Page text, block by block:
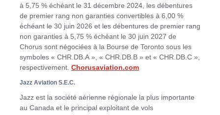
à 5,75 % échéant le 31 décembre 2024, les débentures
de premier rang non garanties convertibles à 6,00 %
échéant le 30 juin 2026 et les débentures de premier rang
non garanties à 5,75 % échéant le 30 juin 2027 de
Chorus sont négociées à la Bourse de Toronto sous les
symboles « CHR.DB.A », « CHR.DB.B » et « CHR.DB.C »,
respectivement. Chorusaviation.com
Jazz Aviation S.E.C.
Jazz est la société aérienne régionale la plus importante
au Canada et le principal exploitant de vols